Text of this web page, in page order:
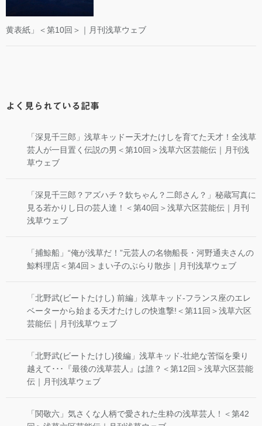
黄表紙」＜第10回＞｜月刊浅草ウェブ
よく見られている記事
「深見千三郎」浅草キッドー天才たけしを育てた天才！全浅草
芸人が一目置く伝説の男＜第10回＞浅草六区芸能伝｜月刊浅
草ウェブ
「深見千三郎？アズハチ？欽ちゃん？二郎さん？」秘蔵写真に
見る若かりし日の芸人達！＜第40回＞浅草六区芸能伝｜月刊
浅草ウェブ
「捕鯨船」“俺が浅草だ！”元芸人の名物船長・河野通夫さんの
鯨料理店＜第4回＞まい子のぶらり散歩｜月刊浅草ウェブ
「北野武(ビートたけし) 前編」浅草キッド-フランス座のエレ
ベーターから始まる天才たけしの快進撃!＜第11回＞浅草六区
芸能伝｜月刊浅草ウェブ
「北野武(ビートたけし)後編」浅草キッド-壮絶な苦悩を乗り
越えて･･･『最後の浅草芸人』は誰？＜第12回＞浅草六区芸能
伝｜月刊浅草ウェブ
「関敬六」気さくな人柄で愛された生粋の浅草芸人！＜第42